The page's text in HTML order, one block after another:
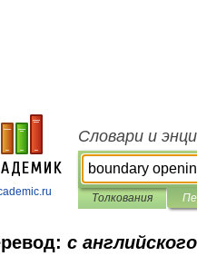
Словари и
Толкования
с